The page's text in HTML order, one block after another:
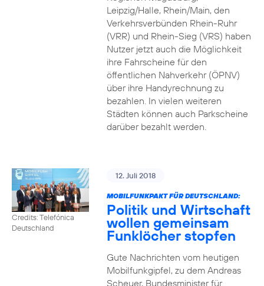
Leipzig/Halle, Rhein/Main, den
Verkehrsverbünden Rhein-Ruhr
(VRR) und Rhein-Sieg (VRS) haben
Nutzer jetzt auch die Möglichkeit
ihre Fahrscheine für den
öffentlichen Nahverkehr (ÖPNV)
über ihre Handyrechnung zu
bezahlen. In vielen weiteren
Städten können auch Parkscheine
darüber bezahlt werden.
Credits: Telefónica
Deutschland
12. Juli 2018
MOBILFUNKPAKT FÜR DEUTSCHLAND:
Politik und Wirtschaft
wollen gemeinsam
Funklöcher stopfen
Gute Nachrichten vom heutigen
Mobilfunkgipfel, zu dem Andreas
Scheuer, Bundesminister für